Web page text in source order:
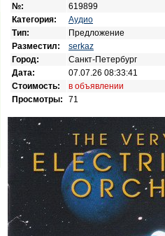
№:
619899
Категория:
Аудио
Тип:
Предложение
Разместил:
serkaz
Город:
Санкт-Петербург
Дата:
07.07.26 08:33:41
Стоимость:
в объявлении
Просмотры:
71